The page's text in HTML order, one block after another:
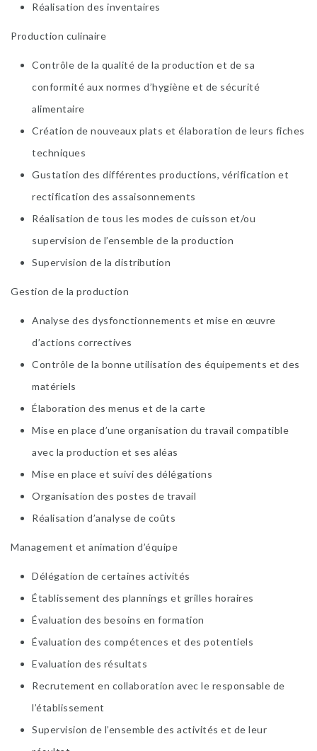
Réalisation des inventaires
Production culinaire
Contrôle de la qualité de la production et de sa
conformité aux normes d’hygiène et de sécurité
alimentaire
Création de nouveaux plats et élaboration de leurs fiches
techniques
Gustation des différentes productions, vérification et
rectification des assaisonnements
Réalisation de tous les modes de cuisson et/ou
supervision de l’ensemble de la production
Supervision de la distribution
Gestion de la production
Analyse des dysfonctionnements et mise en œuvre
d’actions correctives
Contrôle de la bonne utilisation des équipements et des
matériels
Élaboration des menus et de la carte
Mise en place d’une organisation du travail compatible
avec la production et ses aléas
Mise en place et suivi des délégations
Organisation des postes de travail
Réalisation d’analyse de coûts
Management et animation d’équipe
Délégation de certaines activités
Établissement des plannings et grilles horaires
Évaluation des besoins en formation
Évaluation des compétences et des potentiels
Evaluation des résultats
Recrutement en collaboration avec le responsable de
l’établissement
Supervision de l’ensemble des activités et de leur